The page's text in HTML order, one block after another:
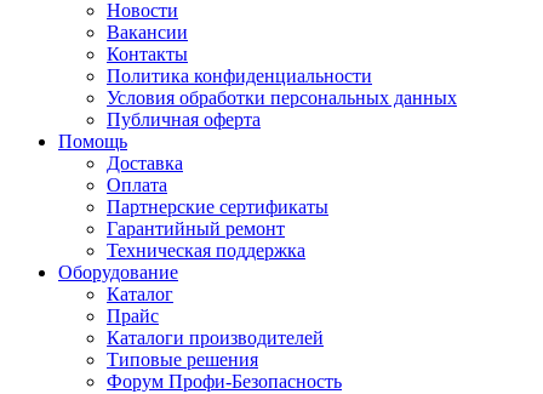
Новости
Вакансии
Контакты
Политика конфиденциальности
Условия обработки персональных данных
Публичная оферта
Помощь
Доставка
Оплата
Партнерские сертификаты
Гарантийный ремонт
Техническая поддержка
Оборудование
Каталог
Прайс
Каталоги производителей
Типовые решения
Форум Профи-Безопасность